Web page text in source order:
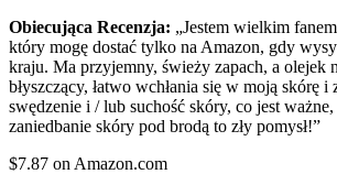
Obiecująca Recenzja: „Jestem wielkim
który mogę dostać tylko na Amazon, gdy
kraju. Ma przyjemny, świeży zapach, a olejek
błyszczący, łatwo wchłania się w moją skórę i
swędzenie i / lub suchość skóry, co jest
zaniedbanie skóry pod brodą to zły pomysł!”
$7.87 on Amazon.com